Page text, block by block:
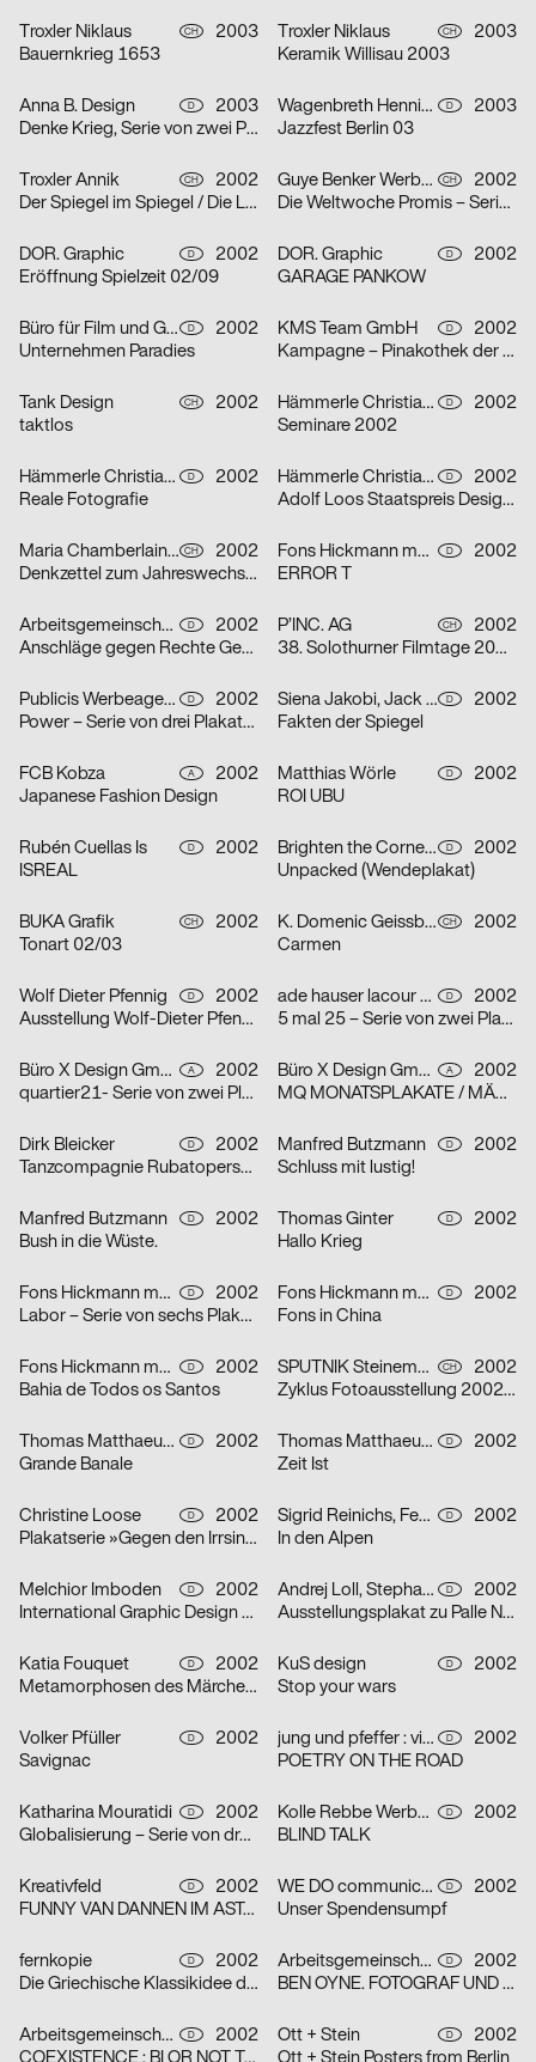
Troxler Niklaus CH
2003
Bauernkrieg 1653
Troxler Niklaus CH
2003
Keramik Willisau 2003
Anna B. Design D
2003
Denke Krieg, Serie von zwei Plakaten
Wagenbreth Henning D
2003
Jazzfest Berlin 03
Troxler Annik CH
2002
Der Spiegel im Spiegel / Die Leiden des Jungwerdens / Die Muse mit der scharfen Zunge – Serie von dr
Guye Benker Werbeagentur AG BSW CH
2002
Die Weltwoche Promis – Serie von drei Plakaten
DOR. Graphic D
2002
Eröffnung Spielzeit 02/09
DOR. Graphic D
2002
GARAGE PANKOW
Büro für Film und Gestaltung D
2002
Unternehmen Paradies
KMS Team GmbH D
2002
Kampagne – Pinakothek der Moderne – Serie von zwei Plakaten
Tank Design CH
2002
taktlos
Hämmerle Christiane, Timo Thurner D
2002
Seminare 2002
Hämmerle Christiane, Timo Thurner D
2002
Reale Fotografie
Hämmerle Christiane, Timo Thurner D
2002
Adolf Loos Staatspreis Design 2001
Maria Chamberlain, Fabienne Bissig, Ibrahim Hasan CH
2002
Denkzettel zum Jahreswechsel: Letztes Abendmahl / Ohne Ausnahme / o. T. – Serie von drei Plakaten
Fons Hickmann m23 D
2002
ERROR T
Arbeitsgemeinschaft für visuelle und verbale Kommunikation Uwe Loesch D
2002
Anschläge gegen Rechte Gewalt
P’INC. AG CH
2002
38. Solothurner Filmtage 2003 – Serie von zwei Plakaten
Publicis Werbeagentur GmbH D
2002
Power – Serie von drei Plakaten
Siena Jakobi, Jack Kraska, Niels Verhaag D
2002
Fakten der Spiegel
FCB Kobza A
2002
Japanese Fashion Design
Matthias Wörle D
2002
ROI UBU
Rubén Cuellas Is D
2002
ISREAL
Brighten the Corners Studio for Design D
2002
Unpacked (Wendeplakat)
BUKA Grafik CH
2002
Tonart 02/03
K. Domenic Geissbühler CH
2002
Carmen
Wolf Dieter Pfennig D
2002
Ausstellung Wolf-Dieter Pfennig in der Galerie Sillack Dresden
ade hauser lacour kommunikationsgestaltung gmbh D
2002
5 mal 25 – Serie von zwei Plakaten
Büro X Design GmbH A
2002
quartier21- Serie von zwei Plakaten
Büro X Design GmbH A
2002
MQ MONATSPLAKATE / MÄRZ 2002 – Serie von zwei Plakaten
Dirk Bleicker D
2002
Tanzcompagnie Rubatoperson to person Premiere
Manfred Butzmann D
2002
Schluss mit lustig!
Manfred Butzmann D
2002
Bush in die Wüste.
Thomas Ginter D
2002
Hallo Krieg
Fons Hickmann m23 D
2002
Labor – Serie von sechs Plakaten
Fons Hickmann m23 D
2002
Fons in China
Fons Hickmann m23 D
2002
Bahia de Todos os Santos
SPUTNIK Steinemann & Co. CH
2002
Zyklus Fotoausstellung 2002 in der Luzerner Designgalerie – Serie von drei Plakaten
Thomas Matthaeus Müller D
2002
Grande Banale
Thomas Matthaeus Müller D
2002
Zeit Ist
Christine Loose D
2002
Plakatserie »Gegen den Irrsinn«
Sigrid Reinichs, Fenja Spiess D
2002
In den Alpen
Melchior Imboden D
2002
International Graphic Design Education Forum Beijin, China 2002 – Serie von zwei Plakaten
Andrej Loll, Stephanie Marx D
2002
Ausstellungsplakat zu Palle Nielsen
Katia Fouquet D
2002
Metamorphosen des Märchens
KuS design D
2002
Stop your wars
Volker Pfüller D
2002
Savignac
jung und pfeffer : visuelle Kommunikation D
2002
POETRY ON THE ROAD
Katharina Mouratidi D
2002
Globalisierung – Serie von drei Plakaten
Kolle Rebbe Werbeagentur GmbH D
2002
BLIND TALK
Kreativfeld D
2002
FUNNY VAN DANNEN IM ASTA – KELLER
WE DO communication GmbH D
2002
Unser Spendensumpf
fernkopie D
2002
Die Griechische Klassikidee der Wirklichkeit – Serie von zwei Plakaten
Arbeitsgemeinschaft für visuelle und verbale Kommunikation Uwe Loesch D
2002
BEN OYNE. FOTOGRAF UND FILMEMACHER
Arbeitsgemeinschaft für visuelle und verbale Kommunikation Uwe Loesch D
2002
Ott + Stein D
2002